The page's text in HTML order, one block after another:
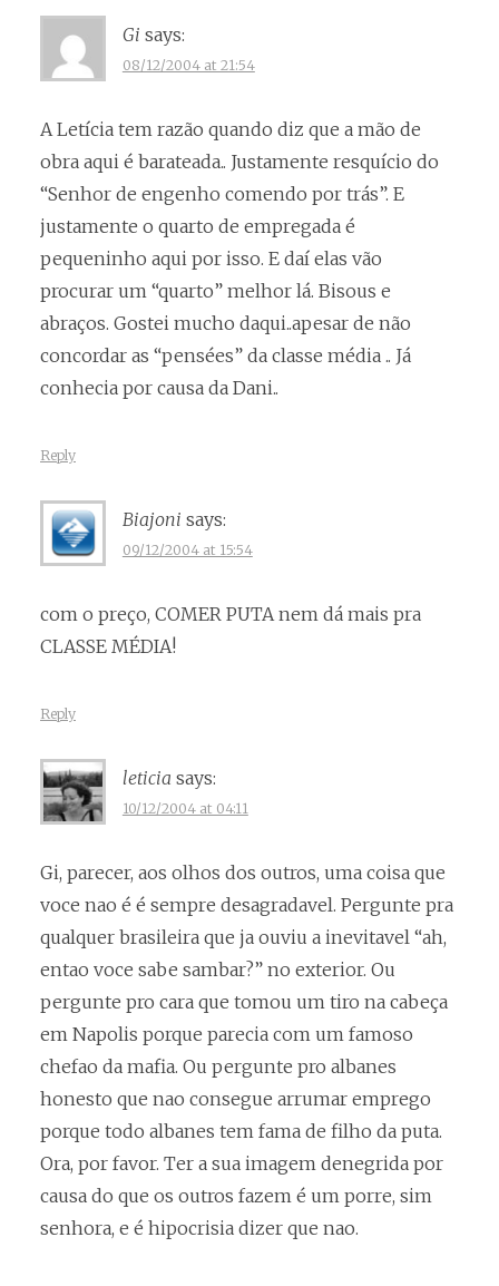
Gi says:
08/12/2004 at 21:54
A Letícia tem razão quando diz que a mão de
obra aqui é barateada.. Justamente resquício do
“Senhor de engenho comendo por trás”. E
justamente o quarto de empregada é
pequeninho aqui por isso. E daí elas vão
procurar um “quarto” melhor lá. Bisous e
abraços. Gostei mucho daqui..apesar de não
concordar as “pensées” da classe média .. Já
conhecia por causa da Dani..
Reply
Biajoni says:
09/12/2004 at 15:54
com o preço, COMER PUTA nem dá mais pra
CLASSE MÉDIA!
Reply
leticia says:
10/12/2004 at 04:11
Gi, parecer, aos olhos dos outros, uma coisa que
voce nao é é sempre desagradavel. Pergunte pra
qualquer brasileira que ja ouviu a inevitavel “ah,
entao voce sabe sambar?” no exterior. Ou
pergunte pro cara que tomou um tiro na cabeça
em Napolis porque parecia com um famoso
chefao da mafia. Ou pergunte pro albanes
honesto que nao consegue arrumar emprego
porque todo albanes tem fama de filho da puta.
Ora, por favor. Ter a sua imagem denegrida por
causa do que os outros fazem é um porre, sim
senhora, e é hipocrisia dizer que nao.